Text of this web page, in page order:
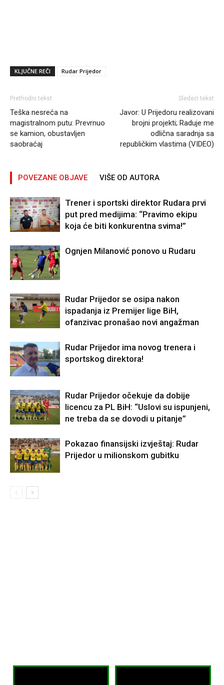
KLJUČNE REČI Rudar Prijedor
Prethodni tekst
Teška nesreća na
magistralnom putu: Prevrnuo
se kamion, obustavljen
saobraćaj
Sledeći tekst
Javor: U Prijedoru realizovani
brojni projekti; Raduje me
odlična saradnja sa
republičkim vlastima (VIDEO)
POVEZANE OBJAVE VIŠE OD AUTORA
Trener i sportski direktor Rudara prvi
put pred medijima: “Pravimo ekipu
koja će biti konkurentna svima!”
Ognjen Milanović ponovo u Rudaru
Rudar Prijedor se osipa nakon
ispadanja iz Premijer lige BiH,
ofanzivac pronašao novi angažman
Rudar Prijedor ima novog trenera i
sportskog direktora!
Rudar Prijedor očekuje da dobije
licencu za PL BiH: “Uslovi su ispunjeni,
ne treba da se dovodi u pitanje”
Pokazao finansijski izvještaj: Rudar
Prijedor u milionskom gubitku